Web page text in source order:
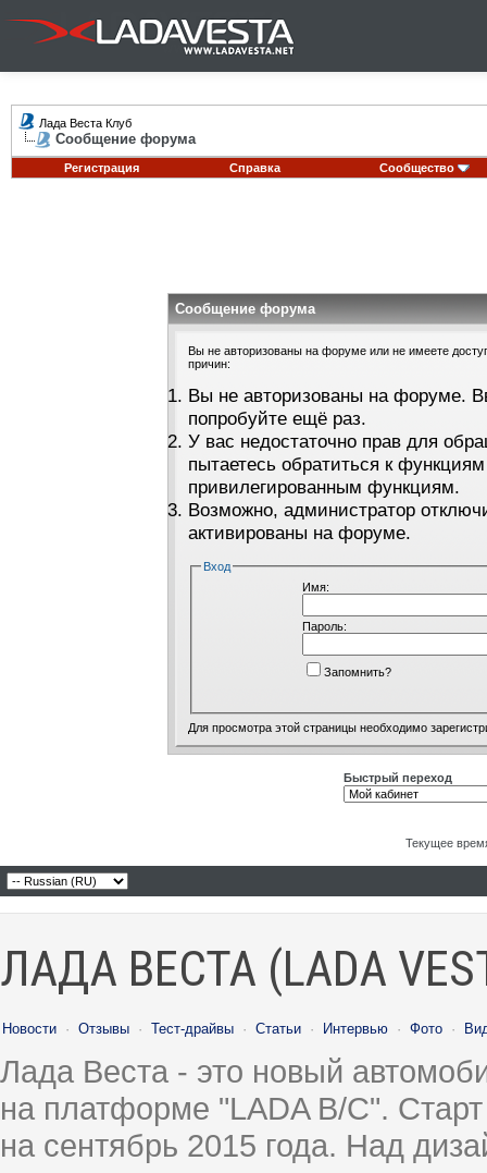
Лада Веста Клуб
Сообщение форума
Регистрация Справка Сообщество
Сообщение форума
Вы не авторизованы на форуме или не имеете
причин:
Вы не авторизованы на форуме.
попробуйте ещё раз.
У вас недостаточно прав для
пытаетесь обратиться к
привилегированным функциям.
Возможно, администратор
активированы на форуме.
Вход
Имя:
Пароль:
Запомнить?
Для просмотра этой страницы необходимо
Быстрый переход
Текущее
ЛАДА ВЕСТА (LADA
Новости · Отзывы · Тест-драйвы · Статьи · Интервью · Фото ·
Лада Веста - это новый
на платформе "LADA B/C".
на сентябрь 2015 года. Над